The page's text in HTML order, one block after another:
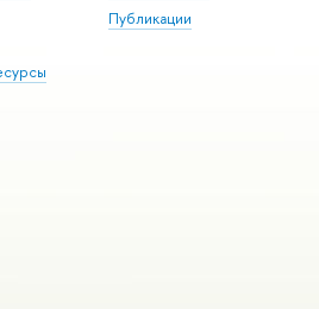
Публикации